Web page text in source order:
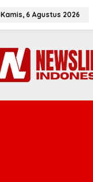
Kamis, 6 Agustus 2026